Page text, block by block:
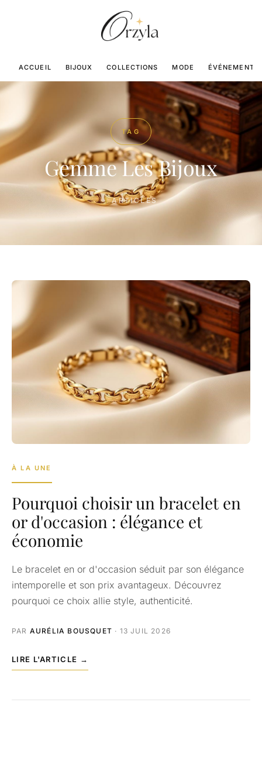
ACCUEIL BIJOUX COLLECTIONS MODE ÉVÉNEMENTS
TAG
Gemme Les Bijoux
1ARTICLES
À LA UNE
Pourquoi choisir un bracelet en
or d'occasion : élégance et
économie
Le bracelet en or d'occasion séduit par son élégance
intemporelle et son prix avantageux. Découvrez
pourquoi ce choix allie style, authenticité.
PAR AURÉLIA BOUSQUET · 13 JUIL 2026
LIRE L'ARTICLE →